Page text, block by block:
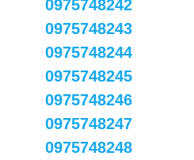
0975748242
0975748243
0975748244
0975748245
0975748246
0975748247
0975748248